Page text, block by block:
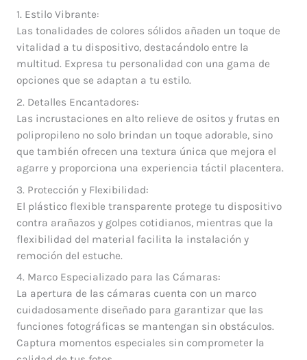
1. Estilo Vibrante:
Las tonalidades de colores sólidos añaden un toque de
vitalidad a tu dispositivo, destacándolo entre la
multitud. Expresa tu personalidad con una gama de
opciones que se adaptan a tu estilo.
2. Detalles Encantadores:
Las incrustaciones en alto relieve de ositos y frutas en
polipropileno no solo brindan un toque adorable, sino
que también ofrecen una textura única que mejora el
agarre y proporciona una experiencia táctil placentera.
3. Protección y Flexibilidad:
El plástico flexible transparente protege tu dispositivo
contra arañazos y golpes cotidianos, mientras que la
flexibilidad del material facilita la instalación y
remoción del estuche.
4. Marco Especializado para las Cámaras:
La apertura de las cámaras cuenta con un marco
cuidadosamente diseñado para garantizar que las
funciones fotográficas se mantengan sin obstáculos.
Captura momentos especiales sin comprometer la